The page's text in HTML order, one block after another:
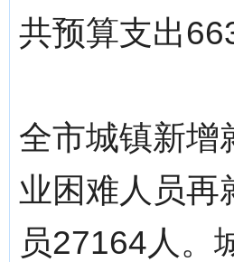
共预算支出
全市城镇新增
业困难人员再
员27164人。